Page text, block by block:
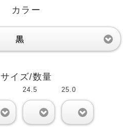
カラー
黒
サイズ/数量
24.5 25.0